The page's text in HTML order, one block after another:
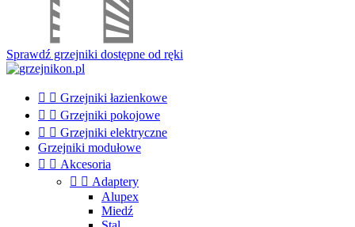
Sprawdź grzejniki dostępne od ręki
  Grzejniki łazienkowe
  Grzejniki pokojowe
  Grzejniki elektryczne
Grzejniki modułowe
  Akcesoria
  Adaptery
Alupex
Miedź